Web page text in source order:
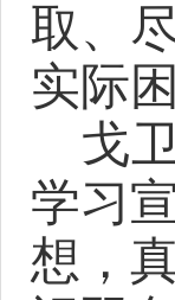
取、
实际
戈
学习
想，